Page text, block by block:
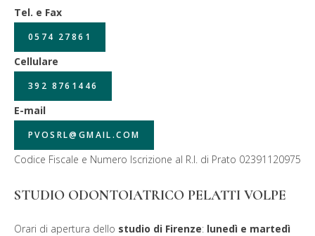
Tel. e Fax
0574 27861
Cellulare
392 8761446
E-mail
PVOSRL@GMAIL.COM
Codice Fiscale e Numero Iscrizione al R.I. di Prato 02391120975
STUDIO ODONTOIATRICO PELATTI VOLPE
Orari di apertura dello studio di Firenze: lunedì e martedì